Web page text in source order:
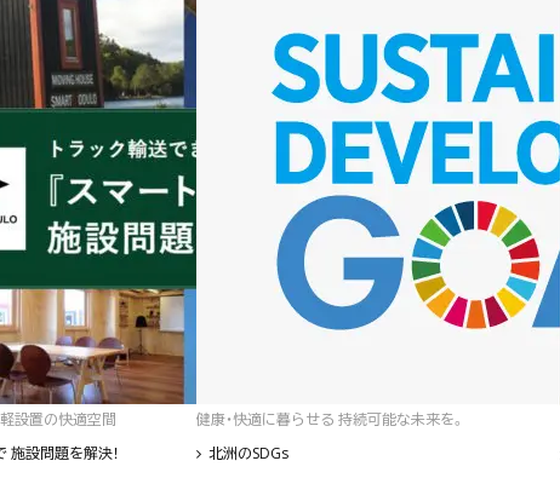
設置の快適空間
施設問題を解決！
健康・快適に暮らせる 持続可能な未来を。
北洲のSDGs